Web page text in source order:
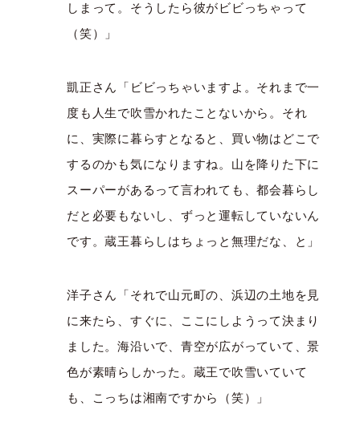
しまって。そうしたら彼がビビっちゃって
（笑）」
凱正さん「ビビっちゃいますよ。それまで一
度も人生で吹雪かれたことないから。それ
に、実際に暮らすとなると、買い物はどこで
するのかも気になりますね。山を降りた下に
スーパーがあるって言われても、都会暮らし
だと必要もないし、ずっと運転していないん
です。蔵王暮らしはちょっと無理だな、と」
洋子さん「それで山元町の、浜辺の土地を見
に来たら、すぐに、ここにしようって決まり
ました。海沿いで、青空が広がっていて、景
色が素晴らしかった。蔵王で吹雪いていて
も、こっちは湘南ですから（笑）」